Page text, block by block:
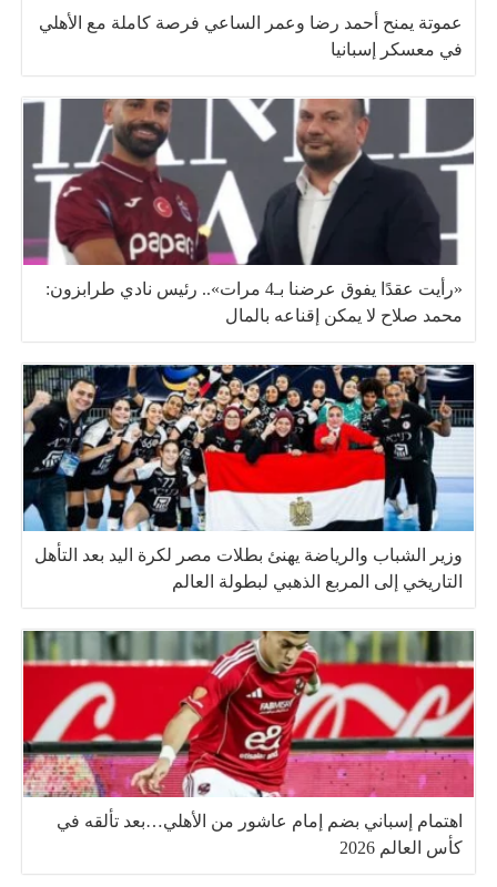
عموتة يمنح أحمد رضا وعمر الساعي فرصة كاملة مع الأهلي
في معسكر إسبانيا
«رأيت عقدًا يفوق عرضنا بـ4 مرات».. رئيس نادي طرابزون:
محمد صلاح لا يمكن إقناعه بالمال
وزير الشباب والرياضة يهنئ بطلات مصر لكرة اليد بعد التأهل
التاريخي إلى المربع الذهبي لبطولة العالم
اهتمام إسباني بضم إمام عاشور من الأهلي…بعد تألقه في
كأس العالم 2026